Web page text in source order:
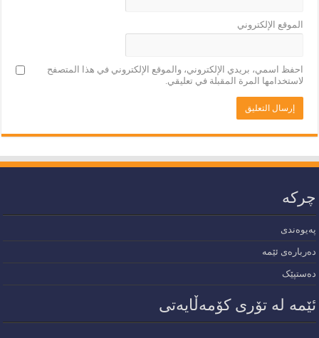
الموقع الإلكتروني
احفظ اسمي، بريدي الإلكتروني، والموقع الإلكتروني في هذا المتصفح
لاستخدامها المرة المقبلة في تعليقي.
چرکە
پەیوەندی
دەربارەی ئێمە
دەستپێک
ئێمە لە تۆری کۆمەڵایەتی